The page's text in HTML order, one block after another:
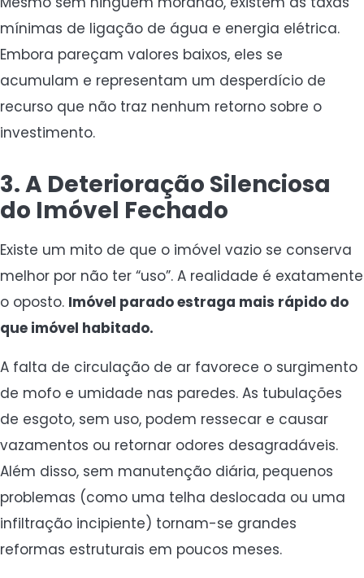
mínimas de ligação de água e energia elétrica.
Embora pareçam valores baixos, eles se
acumulam e representam um desperdício de
recurso que não traz nenhum retorno sobre o
investimento.
3. A Deterioração Silenciosa
do Imóvel Fechado
Existe um mito de que o imóvel vazio se conserva
melhor por não ter “uso”. A realidade é exatamente
o oposto. Imóvel parado estraga mais rápido do
que imóvel habitado.
A falta de circulação de ar favorece o surgimento
de mofo e umidade nas paredes. As tubulações
de esgoto, sem uso, podem ressecar e causar
vazamentos ou retornar odores desagradáveis.
Além disso, sem manutenção diária, pequenos
problemas (como uma telha deslocada ou uma
infiltração incipiente) tornam-se grandes
reformas estruturais em poucos meses.